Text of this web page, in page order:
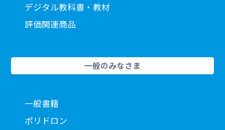
デジタル教科書・教材
評価関連商品
一般のみなさま
一般書籍
ポリドロン